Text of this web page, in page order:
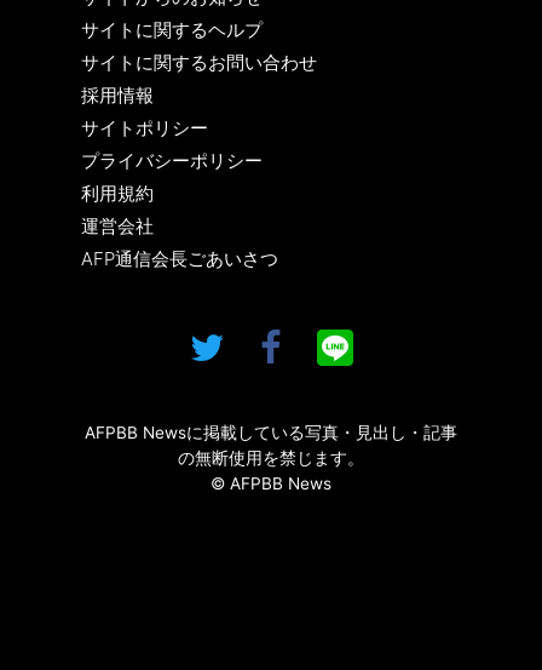
サイトに関するヘルプ
サイトに関するお問い合わせ
採用情報
サイトポリシー
プライバシーポリシー
利用規約
運営会社
AFP通信会長ごあいさつ
AFPBB Newsに掲載している写真・見出し・記事
の無断使用を禁じます。
© AFPBB News